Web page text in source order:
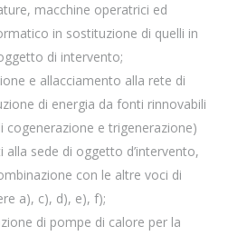
macchine operatrici ed
in sostituzione di quelli in
di intervento;
e allacciamento alla rete di
di energia da fonti rinnovabili
cogenerazione e trigenerazione)
alla sede di oggetto d’intervento,
con le altre voci di
a), c), d), e), f);
di pompe di calore per la